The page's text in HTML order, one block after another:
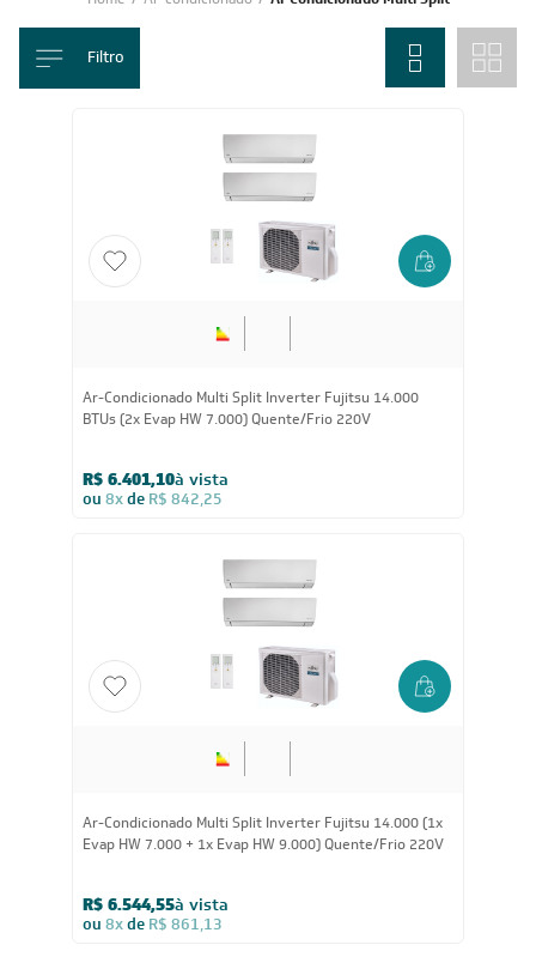
Filtro
Ar-Condicionado Multi Split Inverter Fujitsu 14.000
BTUs (2x Evap HW 7.000) Quente/Frio 220V
R$ 6.401,10à vista
ou 8xde R$ 842,25
Ar-Condicionado Multi Split Inverter Fujitsu 14.000 (1x
Evap HW 7.000 + 1x Evap HW 9.000) Quente/Frio 220V
R$ 6.544,55à vista
ou 8xde R$ 861,13